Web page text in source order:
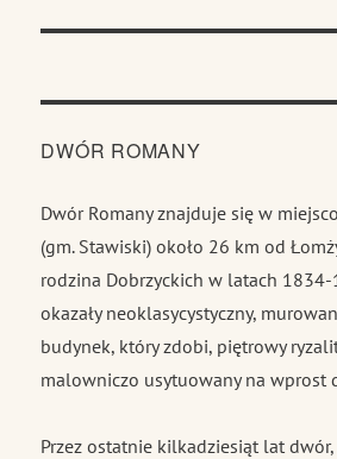
DWÓR ROMANY
Dwór Romany znajduje się w
(gm. Stawiski) około 26 km od
rodzina Dobrzyckich w latach 1834-
okazały neoklasycystyczny,
budynek, który zdobi, piętrowy
malowniczo usytuowany na wprost
Przez ostatnie kilkadziesiąt lat